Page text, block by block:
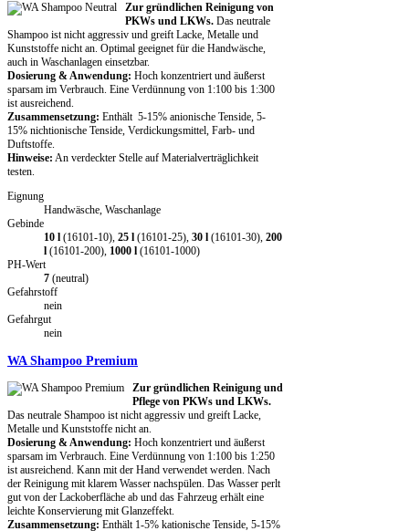
Zur gründlichen Reinigung von
PKWs und LKWs. Das neutrale
Shampoo ist nicht aggressiv und greift Lacke, Metalle und
Kunststoffe nicht an. Optimal geeignet für die Handwäsche,
auch in Waschanlagen einsetzbar.
Dosierung & Anwendung: Hoch konzentriert und äußerst
sparsam im Verbrauch. Eine Verdünnung von 1:100 bis 1:300
ist ausreichend.
Zusammensetzung: Enthält 5-15% anionische Tenside, 5-
15% nichtionische Tenside, Verdickungsmittel, Farb- und
Duftstoffe.
Hinweise: An verdeckter Stelle auf Materialverträglichkeit
testen.
Eignung
Handwäsche, Waschanlage
Gebinde
10 l (16101-10), 25 l (16101-25), 30 l (16101-30), 200
l (16101-200), 1000 l (16101-1000)
PH-Wert
7 (neutral)
Gefahrstoff
nein
Gefahrgut
nein
WA Shampoo Premium
Zur gründlichen Reinigung und
Pflege von PKWs und LKWs.
Das neutrale Shampoo ist nicht aggressiv und greift Lacke,
Metalle und Kunststoffe nicht an.
Dosierung & Anwendung: Hoch konzentriert und äußerst
sparsam im Verbrauch. Eine Verdünnung von 1:100 bis 1:250
ist ausreichend. Kann mit der Hand verwendet werden. Nach
der Reinigung mit klarem Wasser nachspülen. Das Wasser perlt
gut von der Lackoberfläche ab und das Fahrzeug erhält eine
leichte Konservierung mit Glanzeffekt.
Zusammensetzung: Enthält 1-5% kationische Tenside, 5-15%